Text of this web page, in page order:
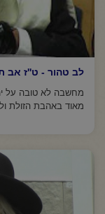
לב טהור - ט''ז אב
מחשבה לא טובה על
מאוד באהבת הזולת